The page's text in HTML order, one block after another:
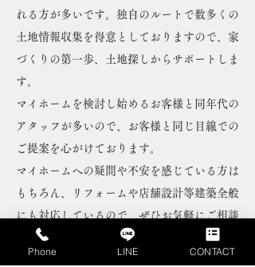
れる方が多いです。独自のルートで数多くの
土地情報収集を得意としておりますので、家
づくりの第一歩、土地探しからサポートしま
す。
マイホームを検討し始めるお客様と同年代の
アタッフが多いので、お客様と同じ目線での
ご提案を心がけております。
マイホームへの疑問や不安を感じている方は
もちろん、リフォームや店舗設計等建築全般
にも対応しているので、ぜひお気軽にご相談
を。
Phone LINE CONTACT